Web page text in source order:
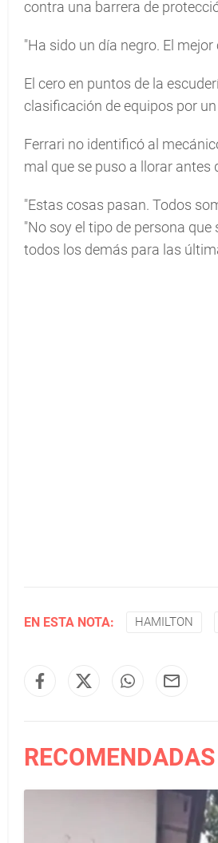
contra una barrera de
"Ha sido un día negro. El
El cero en puntos de la
clasificación de equipos por
Ferrari no identificó al
mal que se puso a llorar antes
"Estas cosas pasan. Todos
"No soy el tipo de persona
todos los demás para las
EN ESTA NOTA: HAMILTON
RECOMENDADAS